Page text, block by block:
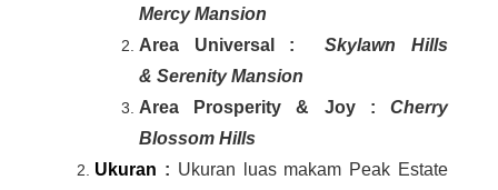
Mercy Mansion
Area Universal :Skylawn Hills
& Serenity Mansion
Area Prosperity & Joy : Cherry
Blossom Hills
Ukuran : Ukuran luas makam Peak Estate